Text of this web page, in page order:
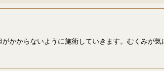
かからないように施術していきます。むくみが気